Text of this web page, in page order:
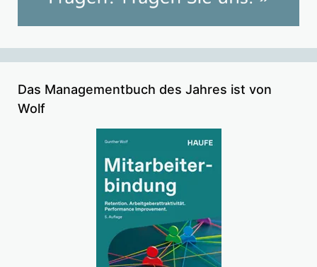
Das Managementbuch des Jahres ist von
Wolf